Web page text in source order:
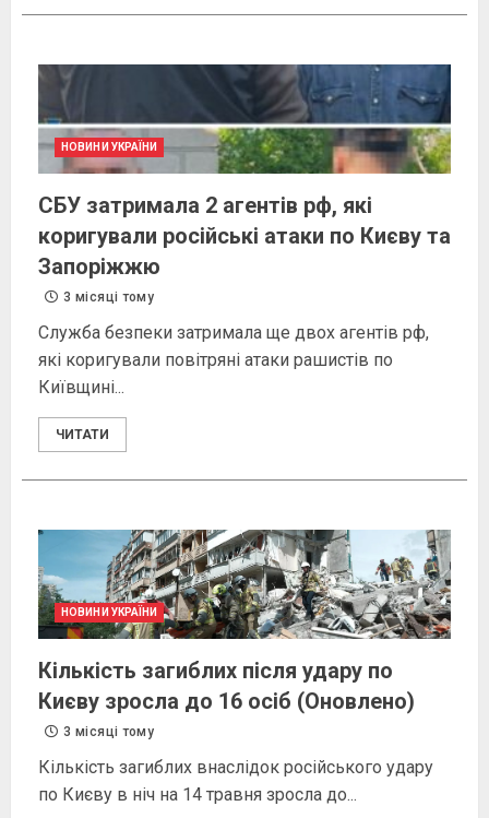
НОВИНИ УКРАЇНИ
СБУ затримала 2 агентів рф, які
коригували російські атаки по Києву та
Запоріжжю
3 місяці тому
Служба безпеки затримала ще двох агентів рф,
які коригували повітряні атаки рашистів по
Київщині...
ЧИТАТИ
НОВИНИ УКРАЇНИ
Кількість загиблих після удару по
Києву зросла до 16 осіб (Оновлено)
3 місяці тому
Кількість загиблих внаслідок російського удару
по Києву в ніч на 14 травня зросла до...